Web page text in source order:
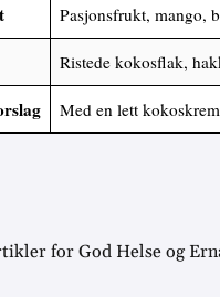
Pasjonsfrukt, mango,
Ristede kokosflak,
Med en lett
for God Helse og